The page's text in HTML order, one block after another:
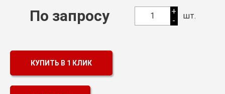
Цепи
По запросу 1
+
-
шт.
КУПИТЬ В 1 КЛИК